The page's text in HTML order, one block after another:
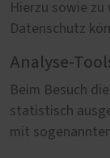
Hierzu sowie
Datenschutz
Analyse-
Beim Besuch
statistisch
mit